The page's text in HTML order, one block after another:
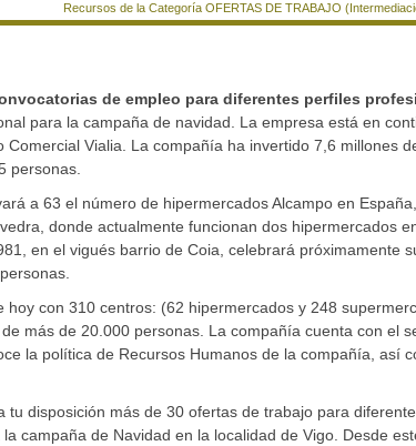
Recursos de la Categoría OFERTAS DE TRABAJO
de empleo para diferentes perfiles
para la campaña de navidad. La empresa está en
Vialia. La compañía ha invertido 7,6 millones
personas.
a 63 el número de hipermercados Alcampo en
donde actualmente funcionan dos hipermercados
en el vigués barrio de Coia, celebrará próximamente
hoy con 310 centros: (62 hipermercados y 248
más de 20.000 personas. La compañía cuenta con el
la política de Recursos Humanos de la compañía, así
tu disposición más de 30 ofertas de trabajo para
campaña de Navidad en la localidad de Vigo. Desde